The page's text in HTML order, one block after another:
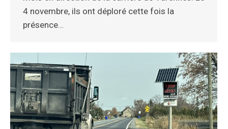
4 novembre, ils ont déploré cette fois la
présence…